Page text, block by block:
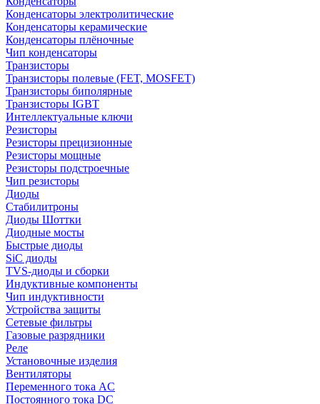
Конденсаторы электролитические
Конденсаторы керамические
Конденсаторы плёночные
Чип конденсаторы
Транзисторы
Транзисторы полевые (FET, MOSFET)
Транзисторы биполярные
Транзисторы IGBT
Интеллектуальные ключи
Резисторы
Резисторы прецизионные
Резисторы мощные
Резисторы подстроечные
Чип резисторы
Диоды
Стабилитроны
Диоды Шоттки
Диодные мосты
Быстрые диоды
SiC диоды
TVS-диоды и сборки
Индуктивные компоненты
Чип индуктивности
Устройства защиты
Сетевые фильтры
Газовые разрядники
Реле
Установочные изделия
Вентиляторы
Переменного тока AC
Постоянного тока DC